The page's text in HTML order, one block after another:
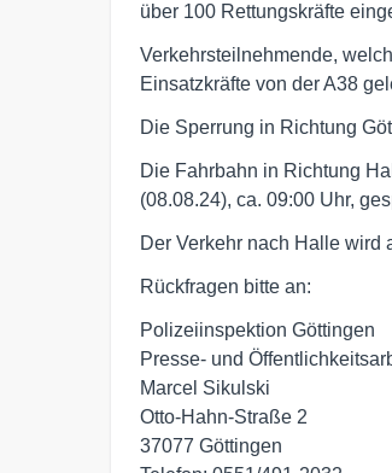
über 100 Rettungskräfte
Verkehrsteilnehmende,
Einsatzkräfte von der A38
Die Sperrung in Richtung
Die Fahrbahn in Richtung
(08.08.24), ca. 09:00 Uhr,
Der Verkehr nach Halle wird
Rückfragen bitte an:
Polizeiinspektion Göttingen
Presse- und
Marcel Sikulski
Otto-Hahn-Straße 2
37077 Göttingen